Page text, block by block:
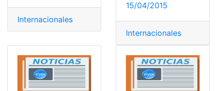
Internacionales
15/04/2015
Internacionales